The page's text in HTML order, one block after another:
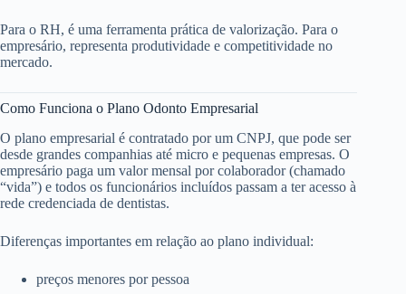
Para o RH, é uma ferramenta prática de valorização. Para o
empresário, representa produtividade e competitividade no
mercado.
Como Funciona o Plano Odonto Empresarial
O plano empresarial é contratado por um CNPJ, que pode ser
desde grandes companhias até micro e pequenas empresas. O
empresário paga um valor mensal por colaborador (chamado
“vida”) e todos os funcionários incluídos passam a ter acesso à
rede credenciada de dentistas.
Diferenças importantes em relação ao plano individual:
preços menores por pessoa